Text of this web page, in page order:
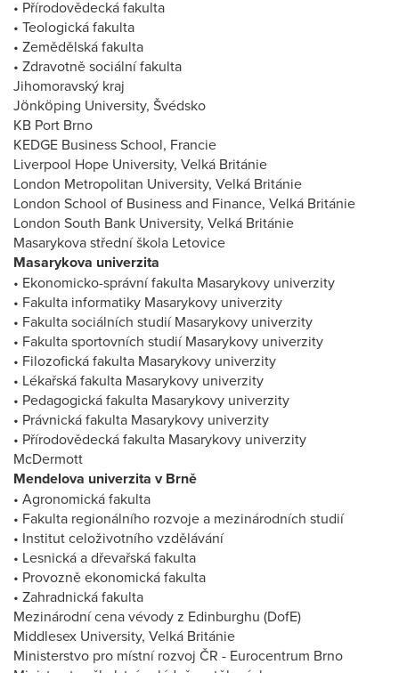
• Přírodovědecká fakulta
• Teologická fakulta
• Zemědělská fakulta
• Zdravotně sociální fakulta
Jihomoravský kraj
Jönköping University, Švédsko
KB Port Brno
KEDGE Business School, Francie
Liverpool Hope University, Velká Británie
London Metropolitan University, Velká Británie
London School of Business and Finance, Velká Británie
London South Bank University, Velká Británie
Masarykova střední škola Letovice
Masarykova univerzita
• Ekonomicko-správní fakulta Masarykovy univerzity
• Fakulta informatiky Masarykovy univerzity
• Fakulta sociálních studií Masarykovy univerzity
• Fakulta sportovních studií Masarykovy univerzity
• Filozofická fakulta Masarykovy univerzity
• Lékařská fakulta Masarykovy univerzity
• Pedagogická fakulta Masarykovy univerzity
• Právnická fakulta Masarykovy univerzity
• Přírodovědecká fakulta Masarykovy univerzity
McDermott
Mendelova univerzita v Brně
• Agronomická fakulta
• Fakulta regionálního rozvoje a mezinárodních studií
• Institut celoživotního vzdělávání
• Lesnická a dřevařská fakulta
• Provozně ekonomická fakulta
• Zahradnická fakulta
Mezinárodní cena vévody z Edinburghu (DofE)
Middlesex University, Velká Británie
Ministerstvo pro místní rozvoj ČR - Eurocentrum Brno